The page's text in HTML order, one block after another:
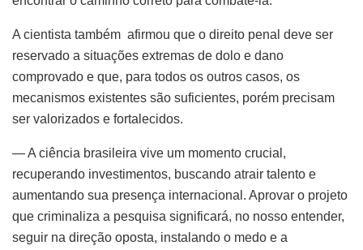
A cientista também afirmou que o direito penal deve ser
reservado a situações extremas de dolo e dano
comprovado e que, para todos os outros casos, os
mecanismos existentes são suficientes, porém precisam
ser valorizados e fortalecidos.
— A ciência brasileira vive um momento crucial,
recuperando investimentos, buscando atrair talento e
aumentando sua presença internacional. Aprovar o projeto
que criminaliza a pesquisa significará, no nosso entender,
seguir na direção oposta, instalando o medo e a